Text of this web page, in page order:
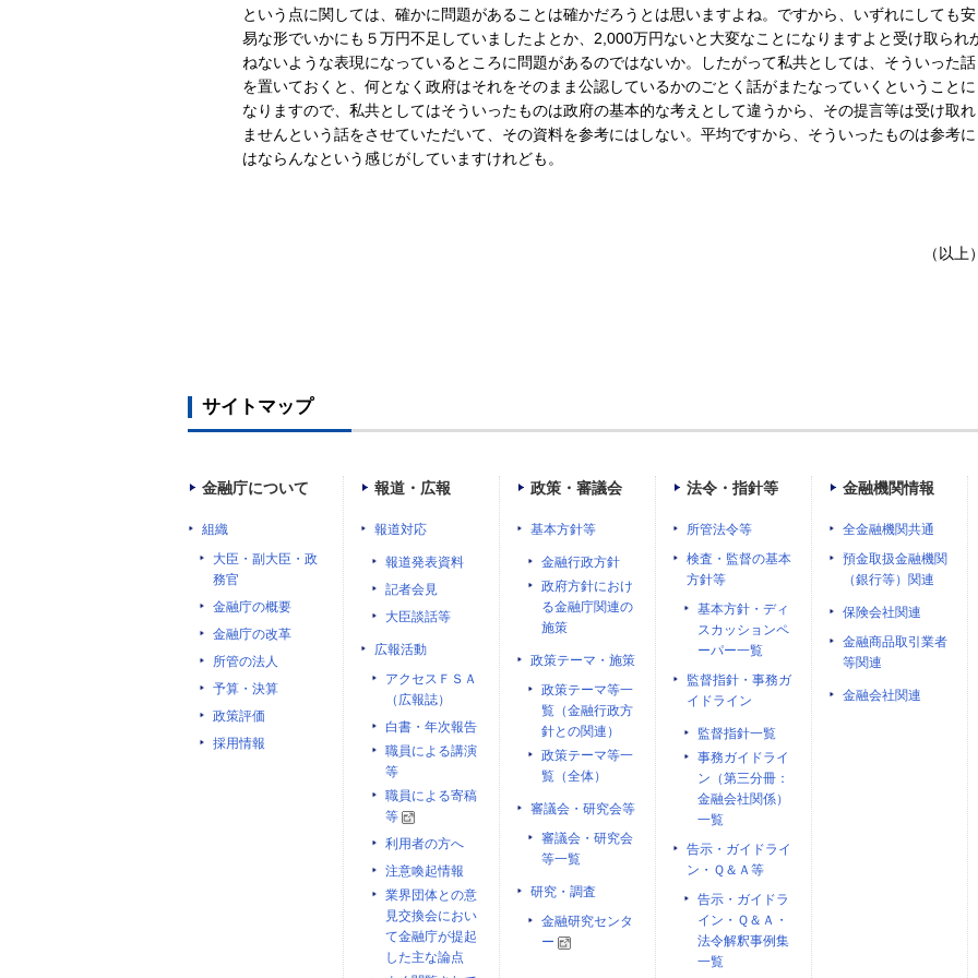
という点に関しては、確かに問題があることは確かだろうとは思いますよね。ですから、いずれにしても安
易な形でいかにも５万円不足していましたよとか、2,000万円ないと大変なことになりますよと受け取られ
ねないような表現になっているところに問題があるのではないか。したがって私共としては、そういった話
を置いておくと、何となく政府はそれをそのまま公認しているかのごとく話がまたなっていくということに
なりますので、私共としてはそういったものは政府の基本的な考えとして違うから、その提言等は受け取れ
ませんという話をさせていただいて、その資料を参考にはしない。平均ですから、そういったものは参考に
はならんなという感じがしていますけれども。
（以上）
サイトマップ
金融庁について
組織
大臣・副大臣・政
務官
金融庁の概要
金融庁の改革
所管の法人
予算・決算
政策評価
採用情報
報道・広報
報道対応
報道発表資料
記者会見
大臣談話等
広報活動
アクセスＦＳＡ
（広報誌）
白書・年次報告
職員による講演
等
職員による寄稿
等
利用者の方へ
注意喚起情報
業界団体との意
見交換会におい
て金融庁が提起
した主な論点
政策・審議会
基本方針等
金融行政方針
政府方針におけ
る金融庁関連の
施策
政策テーマ・施策
政策テーマ等一
覧（金融行政方
針との関連）
政策テーマ等一
覧（全体）
審議会・研究会等
審議会・研究会
等一覧
研究・調査
金融研究センタ
ー
法令・指針等
所管法令等
検査・監督の基本
方針等
基本方針・ディ
スカッションペ
ーパー一覧
監督指針・事務ガ
イドライン
監督指針一覧
事務ガイドライ
ン（第三分冊：
金融会社関係）
一覧
告示・ガイドライ
ン・Ｑ＆Ａ等
告示・ガイドラ
イン・Ｑ＆Ａ・
法令解釈事例集
一覧
金融機関情報
全金融機関共通
預金取扱金融機関
（銀行等）関連
保険会社関連
金融商品取引業者
等関連
金融会社関連